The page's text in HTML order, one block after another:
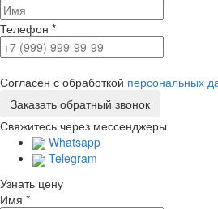
Телефон *
Согласен с обработкой персональных
Свяжитесь через мессенджеры
Whatsapp
Telegram
Узнать цену
Имя *